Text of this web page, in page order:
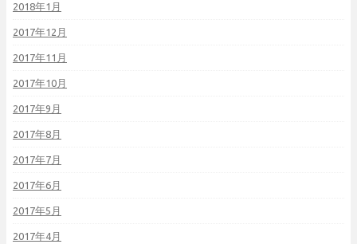
2018年1月
2017年12月
2017年11月
2017年10月
2017年9月
2017年8月
2017年7月
2017年6月
2017年5月
2017年4月